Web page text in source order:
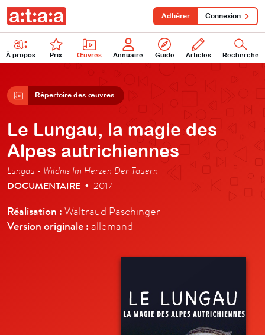
À propos Prix Œuvres Annuaire Guide Articles Recherche
Adhérer Connexion
Répertoire des œuvres
Le Lungau, la magie des
Alpes autrichiennes
Lungau - Wildnis Im Herzen Der Tauern
DOCUMENTAIRE • 2017
Réalisation : Waltraud Paschinger
Version originale : allemand